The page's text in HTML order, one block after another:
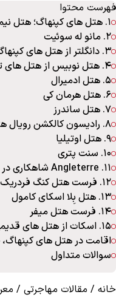
فهرست محتوا
1. هتل های کپنهاگ؛ هتل نیمب
2. مانو له سوئیت
3. دانگلتر از هتل های کپنهاگ به سبک نئوکلاسیک
4. هتل نوبیس از هتل های تاریخی کپنهاگ
5. هتل ادمیرال
6. هتل هرمان کی
7. هتل ساندرز
8. رادیسون کالکشن رویال هتل
9. هتل اوتیلیا
10. سنت پتری
11. Angleterre شاهکاری در بین هتل های کپنهاگ
12. فرست هتل کنگ فردریک
13. هتل بِلا اسکای کامول
14. فرست هتل میفر
15. اسکات از هتل های قدیمی کپنهاگ
اقامت در هتل های
سوالات متداول
خانه / مقالات مهاجرتی /